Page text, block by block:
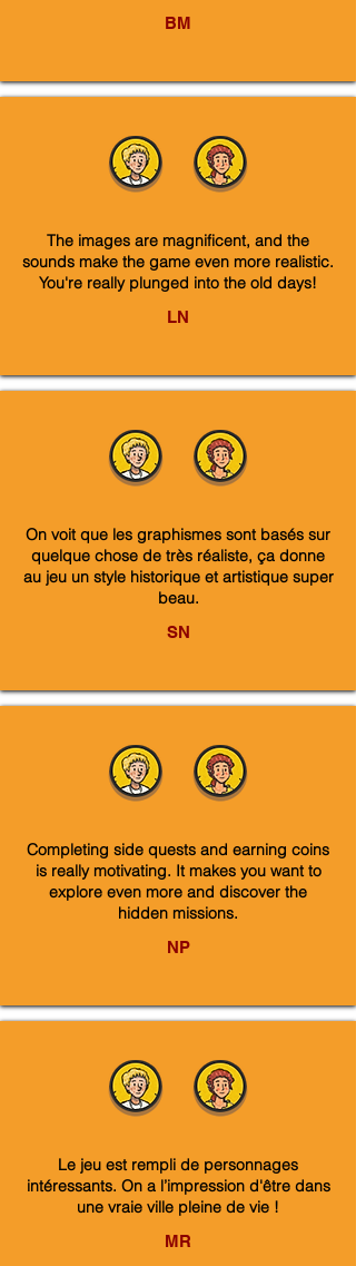
BM
The images are magnificent, and the
sounds make the game even more realistic.
You're really plunged into the old days!
LN
On voit que les graphismes sont basés sur
quelque chose de très réaliste, ça donne
au jeu un style historique et artistique super
beau.
SN
Completing side quests and earning coins
is really motivating. It makes you want to
explore even more and discover the
hidden missions.
NP
Le jeu est rempli de personnages
intéressants. On a l’impression d'être dans
une vraie ville pleine de vie !
MR